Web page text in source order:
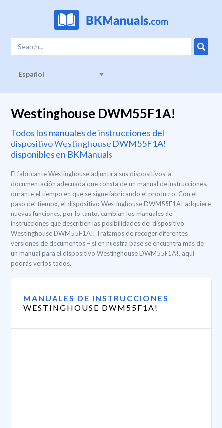
Español
Westinghouse DWM55F1A!
Todos los manuales de instrucciones del
dispositivo Westinghouse DWM55F1A!
disponibles en BKManuals
El fabricante Westinghouse adjunta a sus dispositivos la
documentación adecuada que consta de un manual de instrucciones,
durante el tiempo en que se sigue fabricando el producto. Con el
paso del tiempo, el dispositivo Westinghouse DWM55F1A! adquiere
nuevas funciones, por lo tanto, cambian los manuales de
instrucciones que describen las posibilidades del dispositivo
Westinghouse DWM55F1A!. Tratamos de recoger diferentes
versiones de documentos – si en nuestra base se encuentra más de
un manual para el dispositivo Westinghouse DWM55F1A!, aquí
podrás verlos todos.
MANUALES DE INSTRUCCIONES
WESTINGHOUSE DWM55F1A!